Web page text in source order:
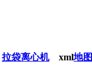
拉袋离心机xml地图